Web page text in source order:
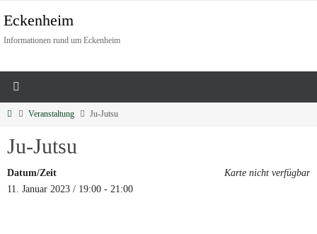
Eckenheim
Informationen rund um Eckenheim
Veranstaltung Ju-Jutsu
Ju-Jutsu
Karte nicht verfügbar
Datum/Zeit
11. Januar 2023 / 19:00 - 21:00